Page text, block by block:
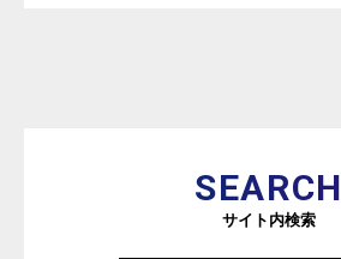
SEARCH
サイト内検索